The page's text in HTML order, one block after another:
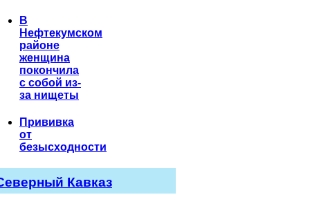
В
Нефтекумском
районе
женщина
покончила
с собой из-
за нищеты
Прививка
от
безысходности
Кавказ